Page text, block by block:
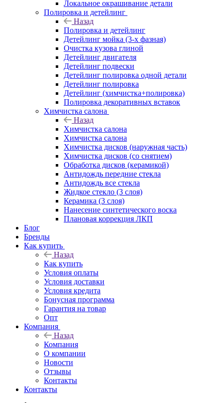
Локальное окрашивание детали
Полировка и детейлинг
Назад
Полировка и детейлинг
Детейлинг мойка (3-х фазная)
Очистка кузова глиной
Детейлинг двигателя
Детейлинг подвески
Детейлинг полировка одной детали
Детейлинг полировка
Детейлинг (химчистка+полировка)
Полировка декоративных вставок
Химчистка салона
Назад
Химчистка салона
Химчистка салона
Химчистка дисков (наружная часть)
Химчистка дисков (со снятием)
Обработка дисков (керамикой)
Антидождь передние стекла
Антидождь все стекла
Жидкое стекло (3 слоя)
Керамика (3 слоя)
Нанесение синтетического воска
Плановая коррекция ЛКП
Блог
Бренды
Как купить
Назад
Как купить
Условия оплаты
Условия доставки
Условия кредита
Бонусная программа
Гарантия на товар
Опт
Компания
Назад
Компания
О компании
Новости
Отзывы
Контакты
Контакты